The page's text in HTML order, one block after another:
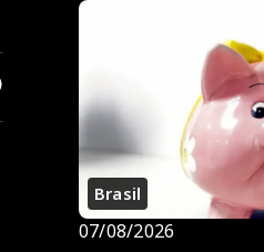
Brasil
07/08/2026